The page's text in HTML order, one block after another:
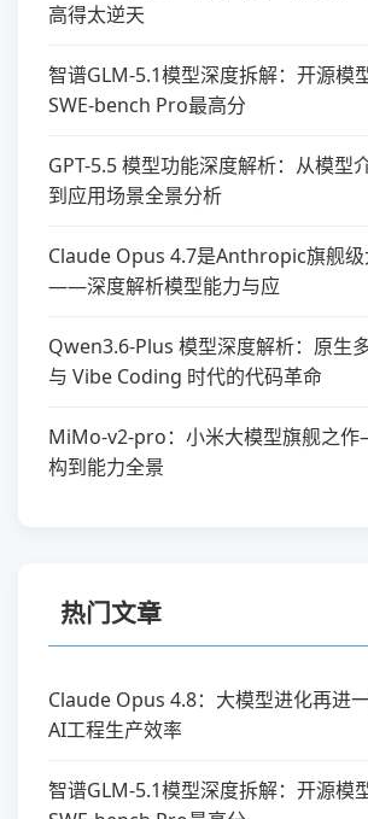
高得太逆天
智谱GLM-5.1模型深度拆解：开源模
SWE-bench Pro最高分
GPT-5.5 模型功能深度解析：从模型
到应用场景全景分析
Claude Opus 4.7是Anthropic旗舰级
——深度解析模型能力与应
Qwen3.6-Plus 模型深度解析：原生
与 Vibe Coding 时代的代码革命
MiMo-v2-pro：小米大模型旗舰之
构到能力全景
热门文章
Claude Opus 4.8：大模型进化再进
AI工程生产效率
智谱GLM-5.1模型深度拆解：开源模